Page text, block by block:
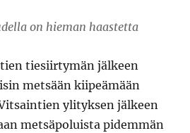
on hieman haastetta
tiesiirtymän jälkeen
metsään kiipeämään
ylityksen jälkeen
metsäpoluista pidemmän